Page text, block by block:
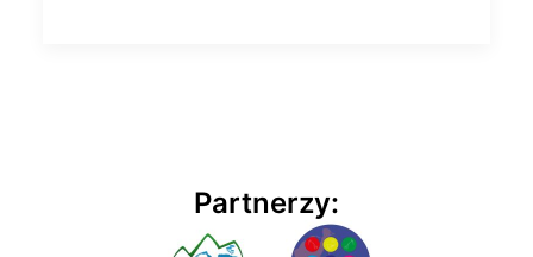
Partnerzy: